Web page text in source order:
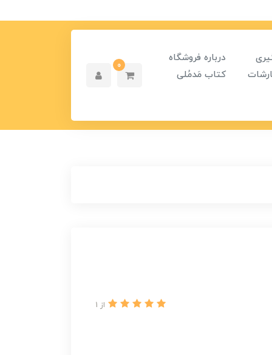
درباره فروشگاه
کتاب مَدمُلی
0
از 1